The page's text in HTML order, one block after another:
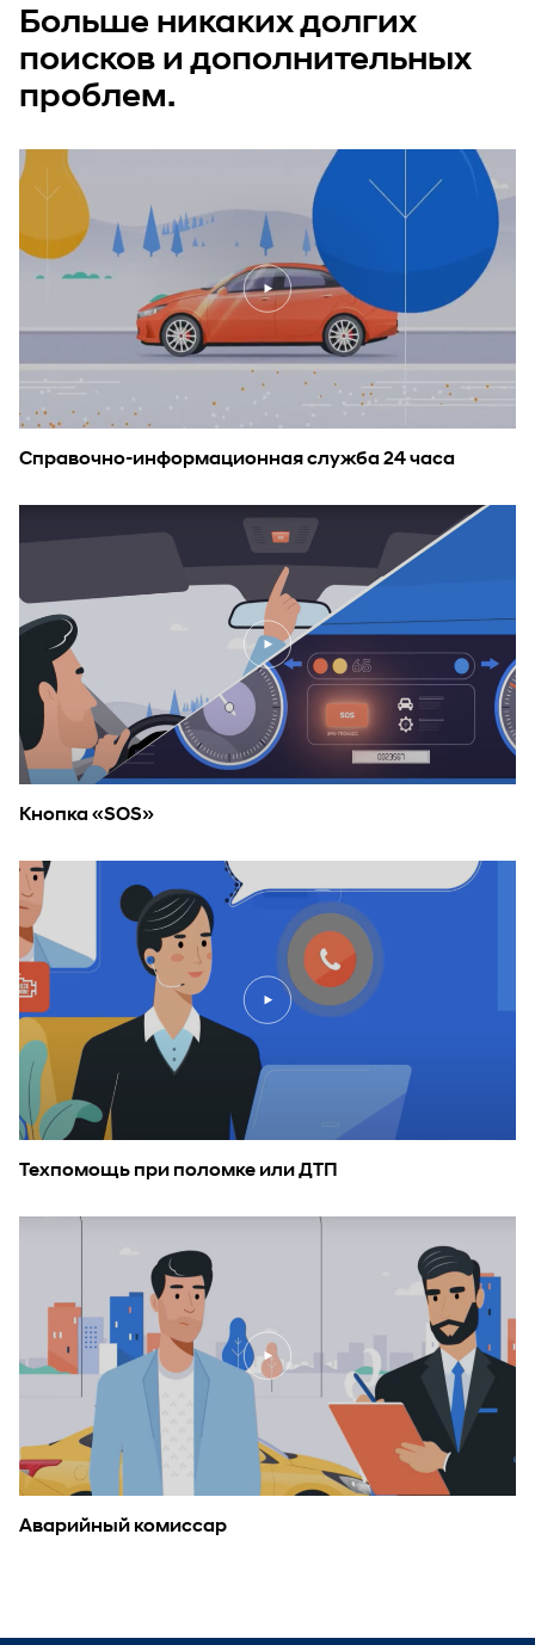
Больше никаких долгих
поисков и дополнительных
проблем.
Справочно-информационная служба 24 часа
Кнопка «SOS»
Техпомощь при поломке или ДТП
Аварийный комиссар